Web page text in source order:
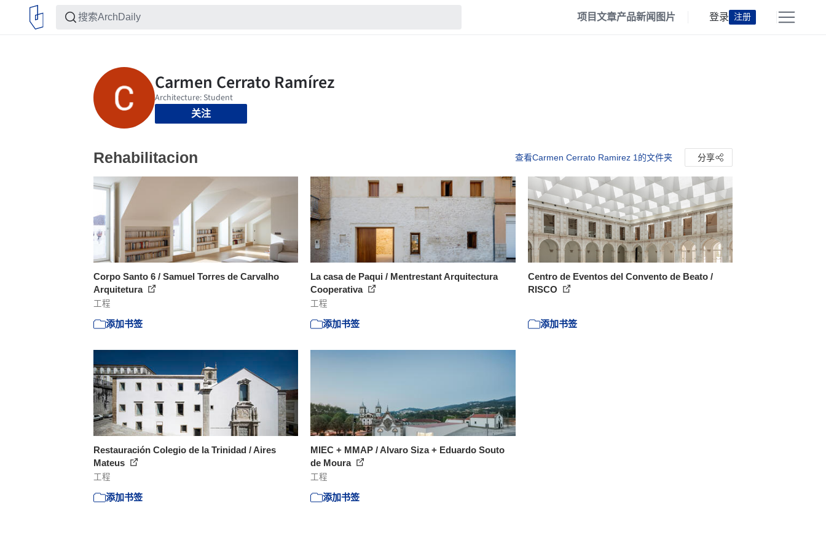
项目文章产品新闻 图片 登录 注册
关注
Rehabilitacion 查看Carmen Cerrato Ramirez 1的文件夹 分享
Corpo Santo 6 / Samuel Torres de Carvalho
Arquitetura
工程
添加书签
La casa de Paqui / Mentrestant Arquitectura
Cooperativa
工程
添加书签
Centro de Eventos del Convento de Beato /
RISCO
添加书签
Restauración Colegio de la Trinidad / Aires
Mateus
工程
添加书签
MIEC + MMAP / Alvaro Siza + Eduardo Souto
de Moura
工程
添加书签